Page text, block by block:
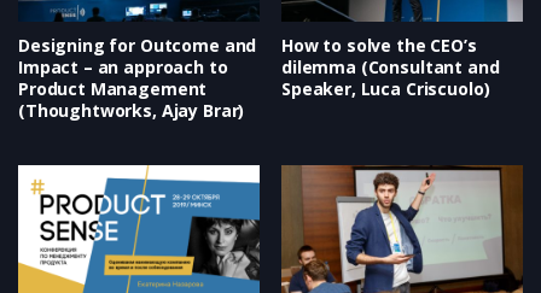
Designing for Outcome and
Impact – an approach to
Product Management
(Thoughtworks, Ajay Brar)
How to solve the CEO’s
dilemma (Consultant and
Speaker, Luca Criscuolo)